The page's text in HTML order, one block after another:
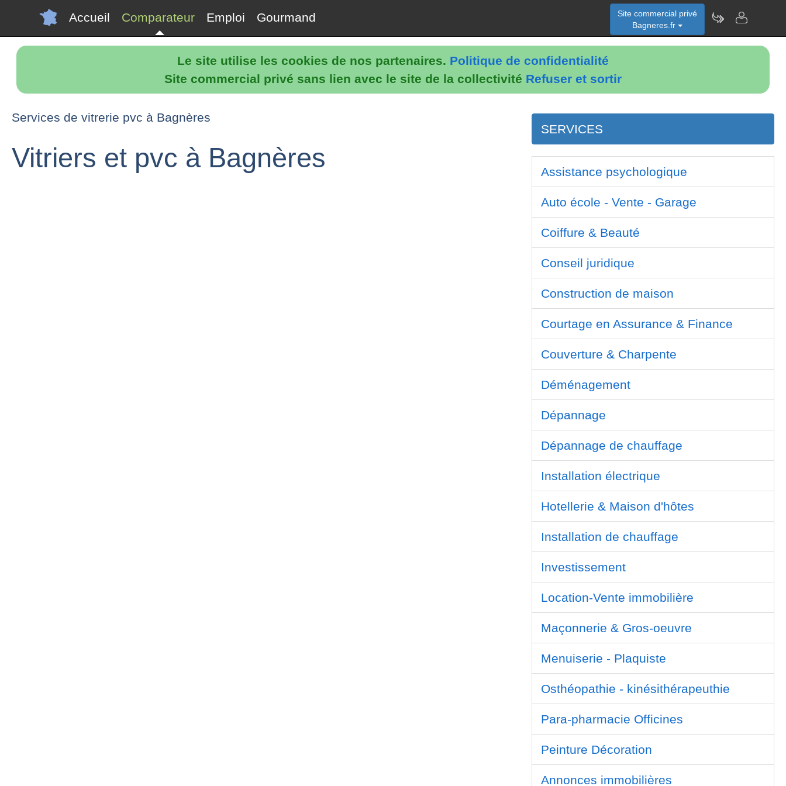
Le site utilise les cookies de nos partenaires. Politique de confidentialité
Site commercial privé sans lien avec le site de la collectivité Refuser et sortir
Accueil Comparateur Emploi Gourmand
Site commercial privé
Bagneres.fr
Services de vitrerie pvc à Bagnères
Vitriers et pvc à Bagnères
SERVICES
Assistance psychologique
Auto école - Vente - Garage
Coiffure & Beauté
Conseil juridique
Construction de maison
Courtage en Assurance & Finance
Couverture & Charpente
Déménagement
Dépannage
Dépannage de chauffage
Installation électrique
Hotellerie & Maison d'hôtes
Installation de chauffage
Investissement
Location-Vente immobilière
Maçonnerie & Gros-oeuvre
Menuiserie - Plaquiste
Osthéopathie - kinésithérapeuthie
Para-pharmacie Officines
Peinture Décoration
Annonces immobilières